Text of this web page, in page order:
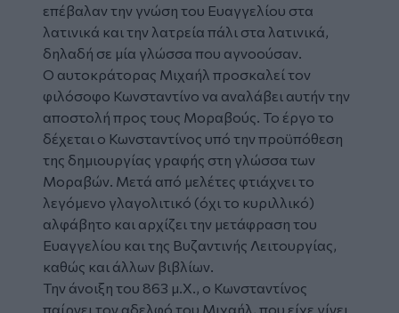
επέβαλαν την γνώση του Ευαγγελίου στα
λατινικά και την λατρεία πάλι στα λατινικά,
δηλαδή σε μία γλώσσα που αγνοούσαν.
Ο αυτοκράτορας Μιχαήλ προσκαλεί τον
φιλόσοφο Κωνσταντίνο να αναλάβει αυτήν την
αποστολή προς τους Μοραβούς. Το έργο το
δέχεται ο Κωνσταντίνος υπό την προϋπόθεση
της δημιουργίας γραφής στη γλώσσα των
Μοραβών. Μετά από μελέτες φτιάχνει το
λεγόμενο γλαγολιτικό (όχι το κυριλλικό)
αλφάβητο και αρχίζει την μετάφραση του
Ευαγγελίου και της Βυζαντινής Λειτουργίας,
καθώς και άλλων βιβλίων.
Την άνοιξη του 863 μ.Χ., ο Κωνσταντίνος
παίρνει τον αδελφό του Μιχαήλ, που είχε γίνει